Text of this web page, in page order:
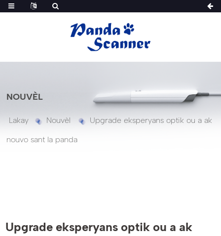
NOUVÈL
Lakay Nouvèl Upgrade eksperyans optik ou a ak
nouvo sant la panda
Upgrade eksperyans optik ou a ak